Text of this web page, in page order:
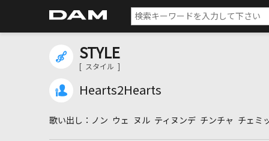
STYLE
[ スタイル ]
Hearts2Hearts
ノン ウェ ヌル ティヌンデ チンチャ チェミ